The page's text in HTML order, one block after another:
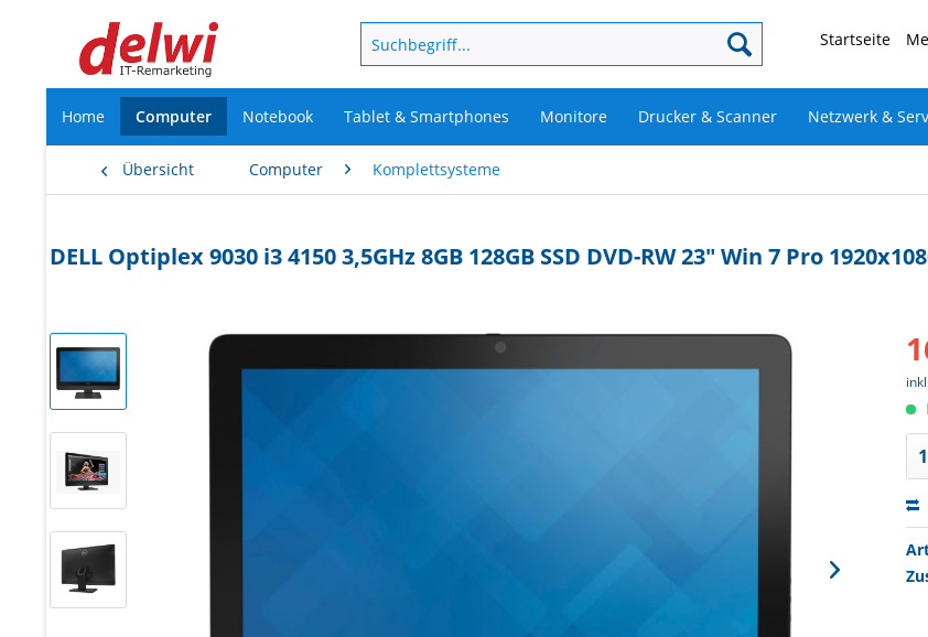
Startseite
Home Computer Notebook Tablet & Smartphones Monitore Drucker & Scanner Netzwerk &
Übersicht Computer Komplettsysteme
DELL Optiplex 9030 i3 4150 3,5GHz 8GB 128GB SSD DVD-RW 23" Win 7 Pro